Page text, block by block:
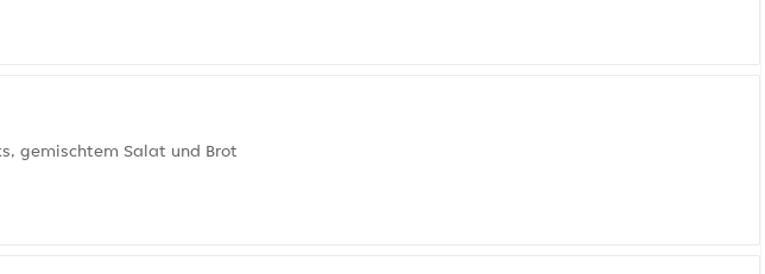
gemischtem Salat und Brot